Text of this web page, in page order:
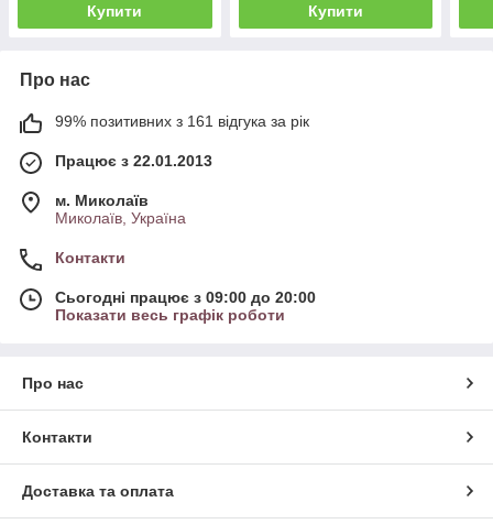
Купити Купити
Про нас
99% позитивних з 161 відгука за рік
Працює з 22.01.2013
м. Миколаїв
Миколаїв, Україна
Контакти
Сьогодні працює з 09:00 до 20:00
Показати весь графік роботи
Про нас
Контакти
Доставка та оплата